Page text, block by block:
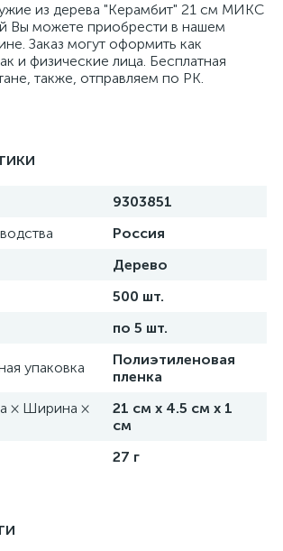
из дерева "Керамбит" 21 см МИКС
Вы можете приобрести в нашем
Заказ могут оформить как
и физические лица. Бесплатная
также, отправляем по РК.
9303851
Россия
Дерево
500 шт.
по 5 шт.
упаковка
Полиэтиленовая
пленка
× Ширина ×
21 см х 4.5 см х 1
см
27 г